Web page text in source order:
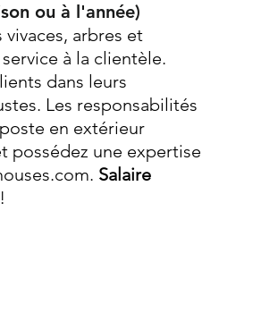
ou à l'année)
arbres et
à la clientèle.
dans leurs
Les responsabilités
en extérieur
possédez une expertise
. Salaire